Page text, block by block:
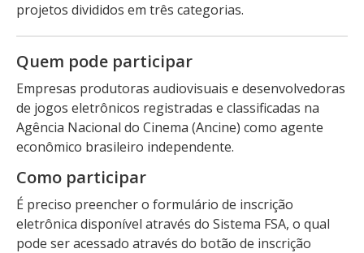
projetos divididos em três categorias.
Quem pode participar
Empresas produtoras audiovisuais e desenvolvedoras
de jogos eletrônicos registradas e classificadas na
Agência Nacional do Cinema (Ancine) como agente
econômico brasileiro independente.
Como participar
É preciso preencher o formulário de inscrição
eletrônica disponível através do Sistema FSA, o qual
pode ser acessado através do botão de inscrição